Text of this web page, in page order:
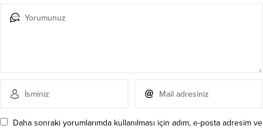
Daha sonraki yorumlarımda kullanılması için adım, e-posta adresim ve